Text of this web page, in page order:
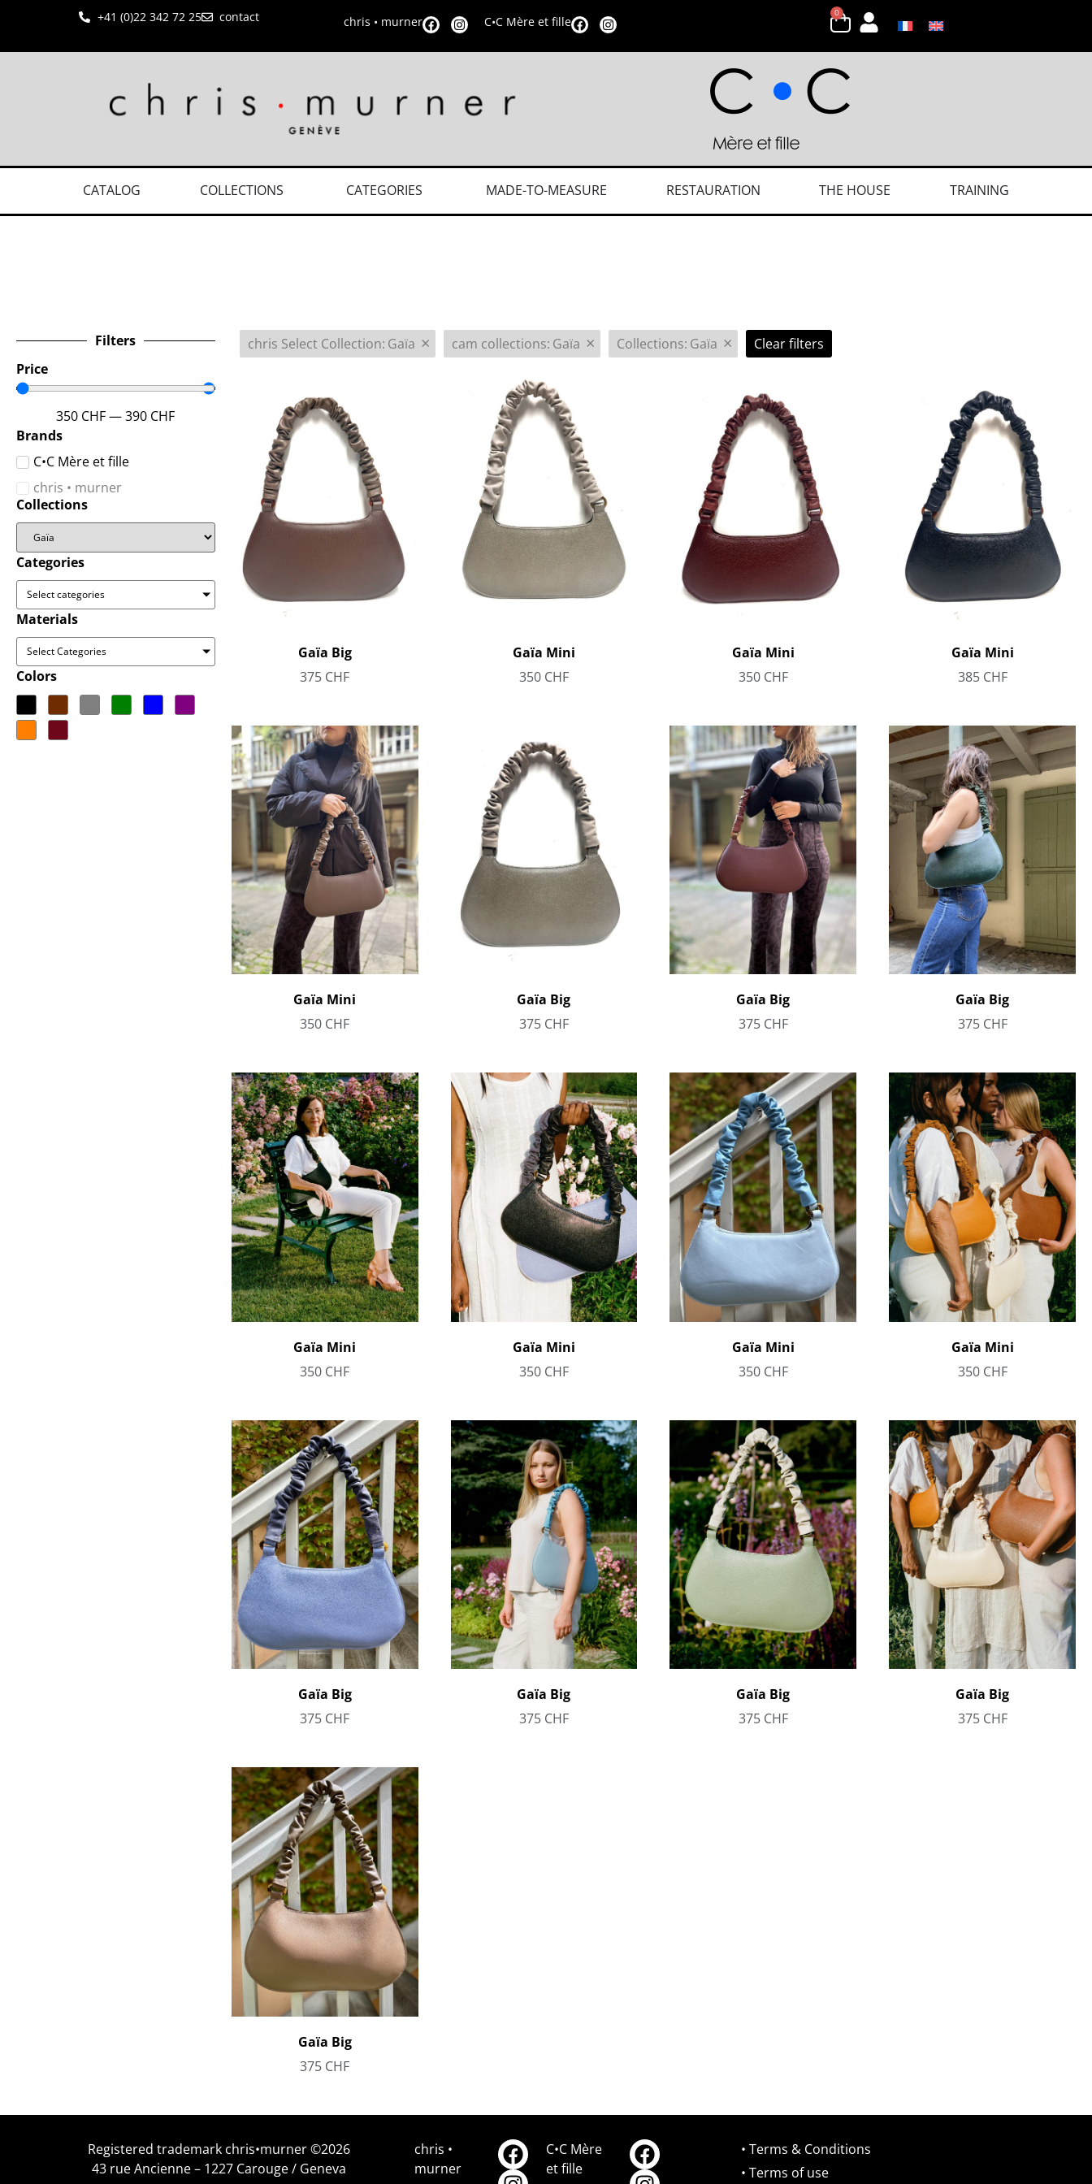
+41 (0)22 342 72 25 contact chris • murner C•C Mère et fille
0
CATALOG COLLECTIONS CATEGORIES MADE-TO-MEASURE RESTAURATION THE HOUSE TRAINING
Filters
Price
350 CHF—390 CHF
Brands
C•C Mère et fille
chris • murner
Collections
Categories
Select categories
Materials
Select Categories
Colors
chris Select Collection: Gaïa × cam collections: Gaïa × Collections: Gaïa × Clear filters
Gaïa Big
375 CHF
Gaïa Mini
350 CHF
Gaïa Mini
350 CHF
Gaïa Mini
385 CHF
Gaïa Mini
350 CHF
Gaïa Big
375 CHF
Gaïa Big
375 CHF
Gaïa Big
375 CHF
Gaïa Mini
350 CHF
Gaïa Mini
350 CHF
Gaïa Mini
350 CHF
Gaïa Mini
350 CHF
Gaïa Big
375 CHF
Gaïa Big
375 CHF
Gaïa Big
375 CHF
Gaïa Big
375 CHF
Gaïa Big
375 CHF
Registered trademark chris•murner ©2026
43 rue Ancienne – 1227 Carouge / Geneva
chris •
murner
C•C Mère
et fille
• Terms & Conditions
• Terms of use